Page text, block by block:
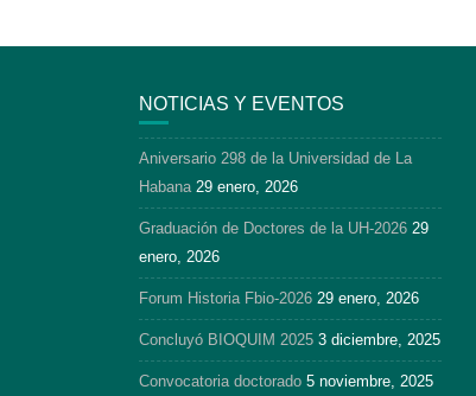
NOTICIAS Y EVENTOS
Aniversario 298 de la Universidad de La
Habana 29 enero, 2026
Graduación de Doctores de la UH-2026 29
enero, 2026
Forum Historia Fbio-2026 29 enero, 2026
Concluyó BIOQUIM 2025 3 diciembre, 2025
Convocatoria doctorado 5 noviembre, 2025